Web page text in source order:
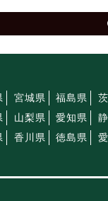
宮城県 福島県
山梨県 愛知県
香川県 徳島県